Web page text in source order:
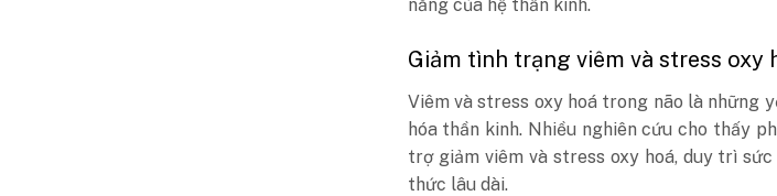
năng của hệ thần kinh.
Giảm tình trạng viêm và stress oxy
Viêm và stress oxy hoá trong não là những
hóa thần kinh. Nhiều nghiên cứu cho thấy
trợ giảm viêm và stress oxy hoá, duy trì
thức lâu dài.